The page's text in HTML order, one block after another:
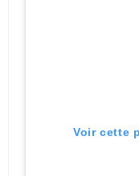
Voir cette